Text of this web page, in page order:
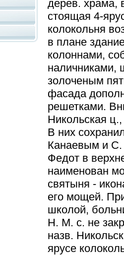
дерев. храма,
стоящая 4-
колокольня
в плане
колоннами,
наличниками,
золоченым
фасада
решетками.
Никольская
В них
Канаевым и С.
Федот в
наименован
святыня -
его мощей.
школой,
Н. М. с. не
назв.
ярусе